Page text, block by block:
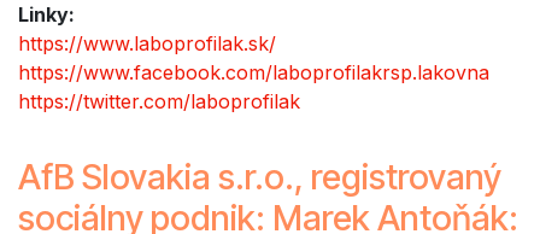
Linky:
https://www.laboprofilak.sk/
https://www.facebook.com/laboprofilakrsp.lakovna
https://twitter.com/laboprofilak
AfB Slovakia s.r.o., registrovaný
sociálny podnik: Marek Antoňák: